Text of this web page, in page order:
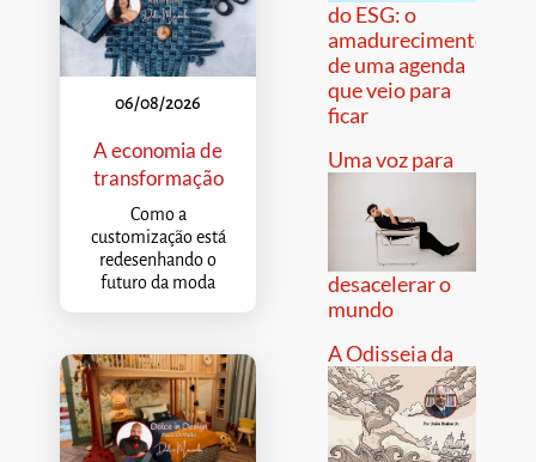
06/08/2026
A economia de
transformação
Como a
customização está
redesenhando o
futuro da moda
do ESG: o
amadurecimento
de uma agenda
que veio para
ficar
Uma voz para
desacelerar o
mundo
A Odisseia da